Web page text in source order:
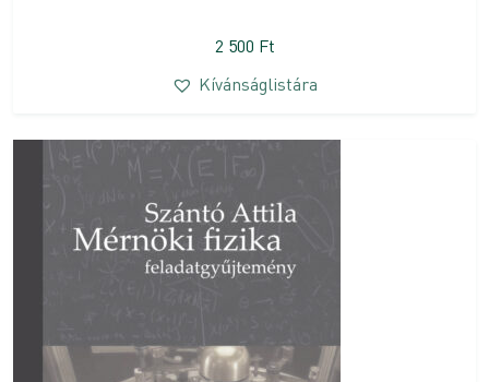
2 500 Ft
Kívánságlistára